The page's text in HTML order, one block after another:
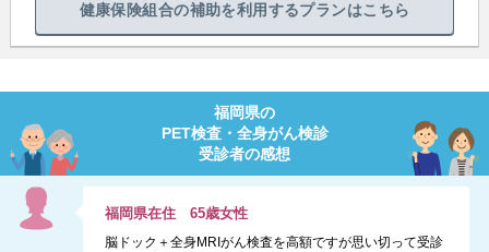
健康保険組合の補助を利用するプランはこちら
福岡県の
PET検査・全身がん検診
受診者の感想
福岡県在住65歳女性
脳ドック＋全身MRIがん検査を高額ですが思い切って受診